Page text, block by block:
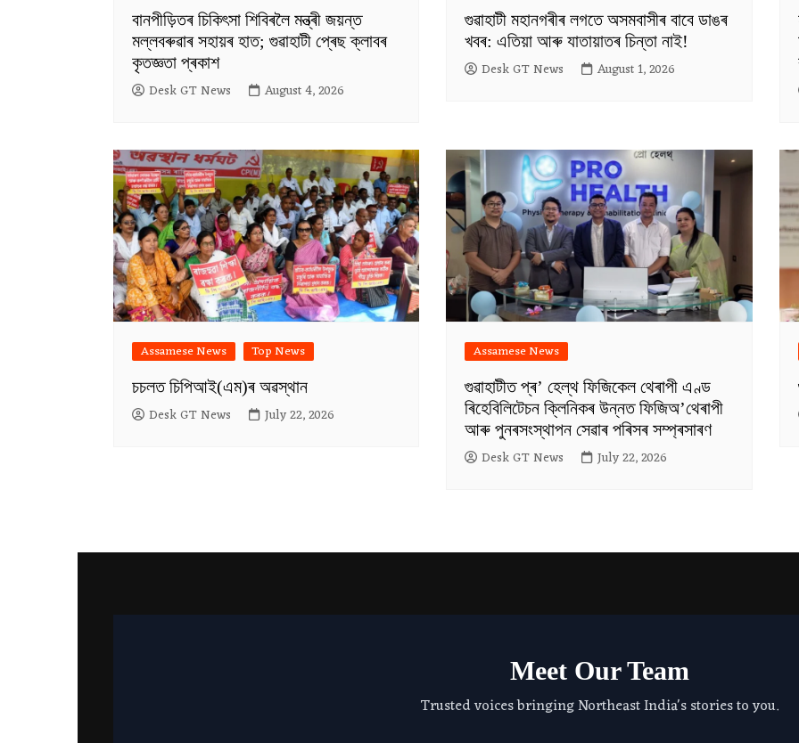
বানপীড়িতৰ চিকিৎসা শিবিৰলৈ মন্ত্ৰী জয়ন্ত
মল্লবৰুৱাৰ সহায়ৰ হাত; গুৱাহাটী প্ৰেছ ক্লাবৰ
কৃতজ্ঞতা প্ৰকাশ
Desk GT News August 4, 2026
গুৱাহাটী মহানগৰীৰ লগতে অসমবাসীৰ বাবে ডাঙৰ
খবৰ: এতিয়া আৰু যাতায়াতৰ চিন্তা নাই!
Desk GT News August 1, 2026
Assamese News Top News
চচলত চিপিআই(এম)ৰ অৱস্থান
Desk GT News July 22, 2026
Assamese News
গুৱাহাটীত প্ৰ’ হেল্থ ফিজিকেল থেৰাপী এণ্ড
ৰিহেবিলিটেচন ক্লিনিকৰ উন্নত ফিজিঅ’থেৰাপী
আৰু পুনৰসংস্থাপন সেৱাৰ পৰিসৰ সম্প্ৰসাৰণ
Desk GT News July 22, 2026
Meet Our Team
Trusted voices bringing Northeast India's stories to you.